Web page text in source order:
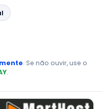
. Se não ouvir, use o
.